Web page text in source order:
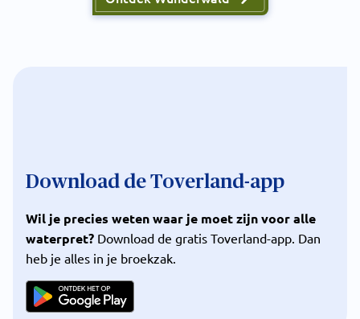
Download de Toverland-app
Wil je precies weten waar je moet zijn voor alle
waterpret? Download de gratis Toverland-app. Dan
heb je alles in je broekzak.